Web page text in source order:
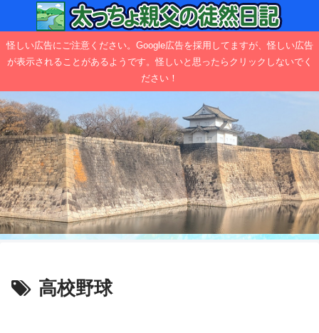
怪しい広告にご注意ください。Google広告を採用してますが、怪しい広告
が表示されることがあるようです。怪しいと思ったらクリックしないでく
ださい！
高校野球